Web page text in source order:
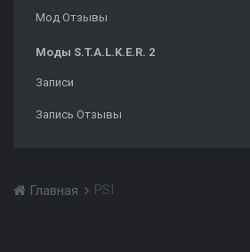
Мод Отзывы
Моды S.T.A.L.K.E.R. 2
Записи
Запись Отзывы
Главная PSI